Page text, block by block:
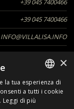
+39 045 7400466
+39 045 7400466
INFO@VILLALISA.INFO
ITALIAN
×
la tua esperienza di
a tutti i cookie
Leggi di più